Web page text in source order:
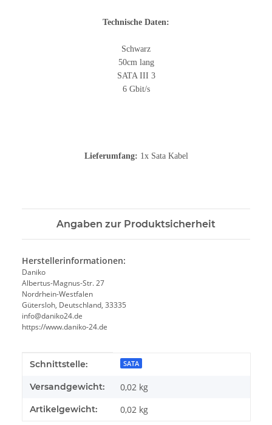
Technische Daten:
Schwarz
50cm lang
SATA III 3
6 Gbit/s
Lieferumfang: 1x Sata Kabel
Angaben zur Produktsicherheit
Herstellerinformationen:
Daniko
Albertus-Magnus-Str. 27
Nordrhein-Westfalen
Gütersloh, Deutschland, 33335
info@daniko24.de
https://www.daniko-24.de
Produkteigenschaft
Wert
Schnittstelle: SATA
Versandgewicht: 0,02 kg
Artikelgewicht: 0,02 kg